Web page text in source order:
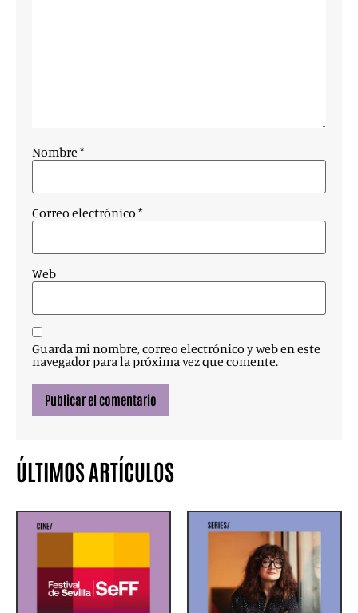
Nombre *
Correo electrónico *
Web
Guarda mi nombre, correo electrónico y web en este
navegador para la próxima vez que comente.
ÚLTIMOS ARTÍCULOS